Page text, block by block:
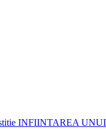
INFIINTAREA